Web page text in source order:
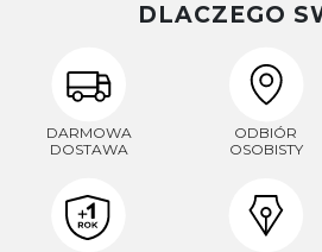
DLACZEGO
DARMOWA
DOSTAWA
ODBIÓR
OSOBISTY